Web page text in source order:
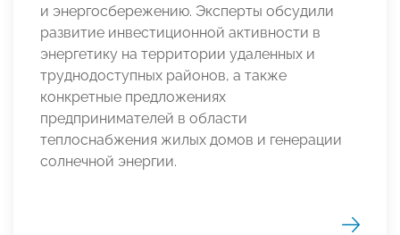
и энергосбережению. Эксперты обсудили
развитие инвестиционной активности в
энергетику на территории удаленных и
труднодоступных районов, а также
конкретные предложениях
предпринимателей в области
теплоснабжения жилых домов и генерации
солнечной энергии.